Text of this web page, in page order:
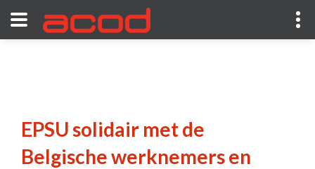
EPSU solidair met de
Belgische werknemers en